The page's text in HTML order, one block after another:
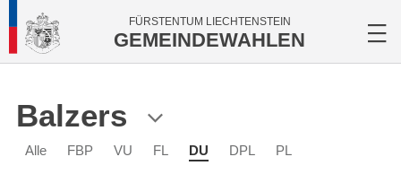
FÜRSTENTUM LIECHTENSTEIN
GEMEINDEWAHLEN
Balzers
Alle FBP VU FL DU DPL PL